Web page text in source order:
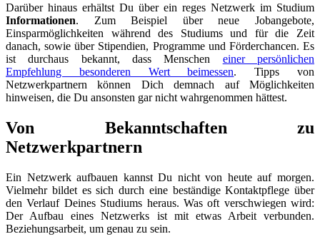
Darüber hinaus erhältst Du über ein reges Netzwerk im Studium
Informationen. Zum Beispiel über neue Jobangebote,
Einsparmöglichkeiten während des Studiums und für die Zeit
danach, sowie über Stipendien, Programme und Förderchancen. Es
ist durchaus bekannt, dass Menschen einer persönlichen
Empfehlung besonderen Wert beimessen. Tipps von
Netzwerkpartnern können Dich demnach auf Möglichkeiten
hinweisen, die Du ansonsten gar nicht wahrgenommen hättest.
Von Bekanntschaften zu
Netzwerkpartnern
Ein Netzwerk aufbauen kannst Du nicht von heute auf morgen.
Vielmehr bildet es sich durch eine beständige Kontaktpflege über
den Verlauf Deines Studiums heraus. Was oft verschwiegen wird:
Der Aufbau eines Netzwerks ist mit etwas Arbeit verbunden.
Beziehungsarbeit, um genau zu sein.